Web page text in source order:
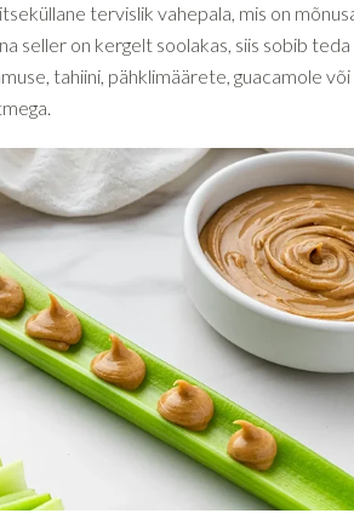
tervislik vahepala, mis on
seller on kergelt soolakas, siis sobib teda
tahiini, pähklimäärete, guacamole või